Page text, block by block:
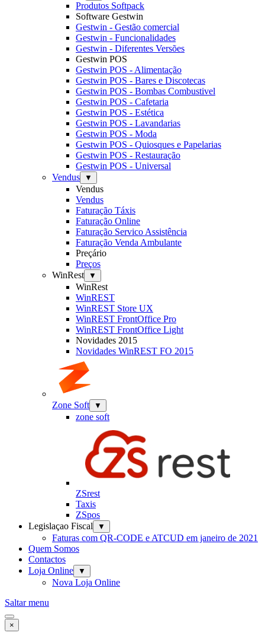
Produtos Softpack
Software Gestwin
Gestwin - Gestão comercial
Gestwin - Funcionalidades
Gestwin - Diferentes Versões
Gestwin POS
Gestwin POS - Alimentação
Gestwin POS - Bares e Discotecas
Gestwin POS - Bombas Combustivel
Gestwin POS - Cafetaria
Gestwin POS - Estética
Gestwin POS - Lavandarias
Gestwin POS - Moda
Gestwin POS - Quiosques e Papelarias
Gestwin POS - Restauração
Gestwin POS - Universal
Vendus
▼
Vendus
Vendus
Faturação Táxis
Faturação Online
Faturação Servico Assistência
Faturação Venda Ambulante
Preçário
Preços
WinRest
▼
WinRest
WinREST
WinREST Store UX
WinREST FrontOffice Pro
WinREST FrontOffice Light
Novidades 2015
Novidades WinREST FO 2015
Zone Soft ▼
zone soft
ZSrest
Taxis
ZSpos
Legislaçao Fiscal
▼
Faturas com QR-CODE e ATCUD em janeiro de 2021
Quem Somos
Contactos
Loja Online
▼
Nova Loja Online
Saltar menu
×